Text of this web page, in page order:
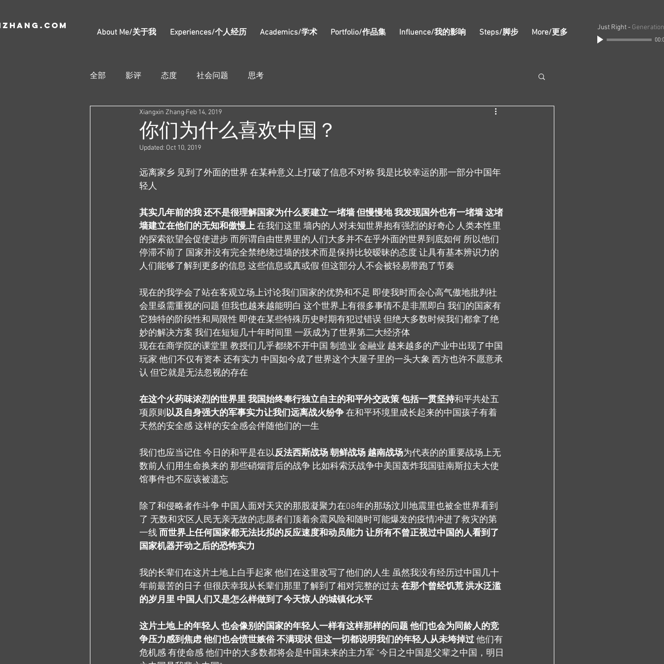
About Me/关于我 Experiences/个人经历 Academics/学术 Portfolio/作品集 Influence/我的影响 Steps/脚步 More/更多
Just Right-
全部 影评 态度 社会问题 思考
你们为什么喜欢中国？
Xiangxin Zhang Feb 14, 2019
Updated: Oct 10, 2019
远离家乡 见到了外面的世界 在某种意义上打破了信息不对称 我是比较幸运的那一部分中国年
轻人
其实几年前的我 还不是很理解国家为什么要建立一堵墙 但慢慢地 我发现国外也有一堵墙 这堵
墙建立在他们的无知和傲慢上 在我们这里 墙内的人对未知世界抱有强烈的好奇心 人类本性里
的探索欲望会促使进步 而所谓自由世界里的人们大多并不在乎外面的世界到底如何 所以他们
停滞不前了 国家并没有完全禁绝绕过墙的技术而是保持比较暧昧的态度 让具有基本辨识力的
人们能够了解到更多的信息 这些信息或真或假 但这部分人不会被轻易带跑了节奏
现在的我学会了站在客观立场上讨论我们国家的优势和不足 即使我时而会心高气傲地批判社
会里亟需重视的问题 但我也越来越能明白 这个世界上有很多事情不是非黑即白 我们的国家有
它独特的阶段性和局限性 即使在某些特殊历史时期有犯过错误 但绝大多数时候我们都拿了绝
妙的解决方案 我们在短短几十年时间里 一跃成为了世界第二大经济体
现在在商学院的课堂里 教授们几乎都绕不开中国 制造业 金融业 越来越多的产业中出现了中国
玩家 他们不仅有资本 还有实力 中国如今成了世界这个大屋子里的一头大象 西方也许不愿意承
认 但它就是无法忽视的存在
在这个火药味浓烈的世界里 我国始终奉行独立自主的和平外交政策 包括一贯坚持和平共处五
项原则 以及自身强大的军事实力让我们远离战火纷争 在和平环境里成长起来的中国孩子有着
天然的安全感 这样的安全感会伴随他们的一生
我们也应当记住 今日的和平是在以反法西斯战场 朝鲜战场 越南战场为代表的的重要战场上无
数前人们用生命换来的 那些硝烟背后的战争 比如科索沃战争中美国轰炸我国驻南斯拉夫大使
馆事件也不应该被遗忘
除了和侵略者作斗争 中国人面对天灾的那股凝聚力在08年的那场汶川地震里也被全世界看到
了 无数和灾区人民无亲无故的志愿者们顶着余震风险和随时可能爆发的疫情冲进了救灾的第
一线 而世界上任何国家都无法比拟的反应速度和动员能力 让所有不曾正视过中国的人看到了
国家机器开动之后的恐怖实力
我的长辈们在这片土地上白手起家 他们在这里改写了他们的人生 虽然我没有经历过中国几十
年前最苦的日子 但很庆幸我从长辈们那里了解到了相对完整的过去 在那个曾经饥荒 洪水泛滥
的岁月里 中国人们又是怎么样做到了今天惊人的城镇化水平
这片土地上的年轻人 也会像别的国家的年轻人一样有这样那样的问题 他们也会为同龄人的竞
争压力感到焦虑 他们也会愤世嫉俗 不满现状 但这一切都说明我们的年轻人从未垮掉过 他们有
危机感 有使命感 他们中的大多数都将会是中国未来的主力军 “今日之中国是父辈之中国，明日